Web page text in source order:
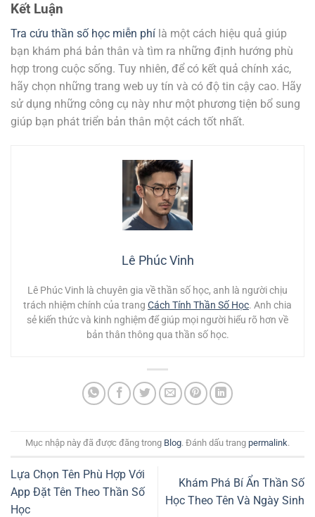
Kết Luận
Tra cứu thần số học miễn phí là một cách hiệu quả giúp
bạn khám phá bản thân và tìm ra những định hướng phù
hợp trong cuộc sống. Tuy nhiên, để có kết quả chính xác,
hãy chọn những trang web uy tín và có độ tin cậy cao. Hãy
sử dụng những công cụ này như một phương tiện bổ sung
giúp bạn phát triển bản thân một cách tốt nhất.
Lê Phúc Vinh
Lê Phúc Vinh là chuyên gia về thần số học, anh là người chịu
trách nhiệm chính của trang Cách Tính Thần Số Học. Anh chia
sẻ kiến thức và kinh nghiệm để giúp mọi người hiểu rõ hơn về
bản thân thông qua thần số học.
Mục nhập này đã được đăng trong Blog. Đánh dấu trang permalink.
Lựa Chọn Tên Phù Hợp Với
App Đặt Tên Theo Thần Số
Học
Khám Phá Bí Ẩn Thần Số
Học Theo Tên Và Ngày Sinh